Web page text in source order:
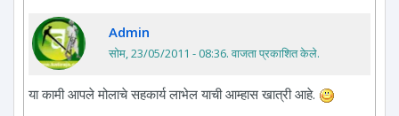
Admin
सोम, 23/05/2011 - 08:36. वाजता प्रकाशित केले.
या कामी आपले मोलाचे सहकार्य लाभेल याची आम्हास खात्री आहे.